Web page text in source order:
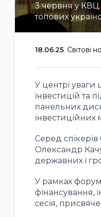
3 червня у КВЦ
топових
18.06.25 Світові
У центрі уваги
інвестицій та
панельних
Серед
Олександр
державних і
У рамках
фінансування,
сесія,